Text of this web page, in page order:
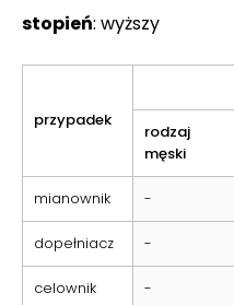
stopień: wyższy
przypadek
rodzaj
męski
mianownik -
dopełniacz -
celownik -